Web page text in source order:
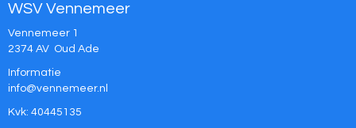
WSV Vennemeer
Vennemeer 1
2374 AV Oud Ade
Informatie
ofni@vennemeer.nl
Kvk: 40445135